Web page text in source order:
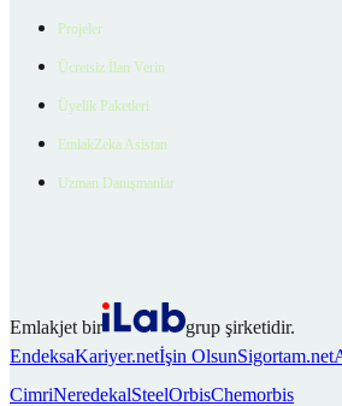
Projeler
Ücretsiz İlan Verin
Üyelik Paketleri
EmlakZeka Asistan
Uzman Danışmanlar
Emlakjet bir
grup şirketidir.
EndeksaKariyer.netİşin OlsunSigortam.net
CimriNeredekalSteelOrbisChemorbis